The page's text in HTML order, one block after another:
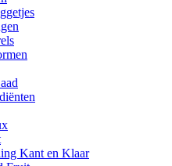
Kant en Klaar